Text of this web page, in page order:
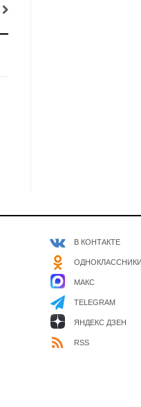
В КОНТАКТЕ
ОДНОКЛАССНИКИ
МАКС
TELEGRAM
ЯНДЕКС ДЗЕН
RSS